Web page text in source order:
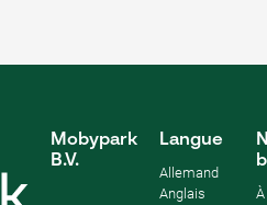
Mobypark
B.V.
Langue
Allemand
Anglais